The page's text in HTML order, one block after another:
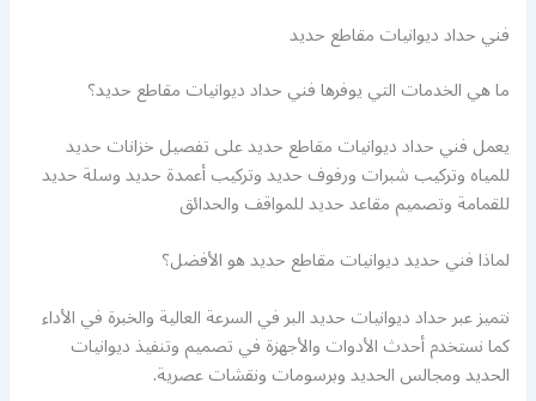
فني حداد ديوانيات مقاطع حديد
ما هي الخدمات التي يوفرها فني حداد ديوانيات مقاطع حديد؟
يعمل فني حداد ديوانيات مقاطع حديد على تفصيل خزانات حديد
للمياه وتركيب شبرات ورفوف حديد وتركيب أعمدة حديد وسلة حديد
للقمامة وتصميم مقاعد حديد للمواقف والحدائق
لماذا فني حديد ديوانيات مقاطع حديد هو الأفضل؟
نتميز عبر حداد ديوانيات حديد البر في السرعة العالية والخبرة في الأداء
كما نستخدم أحدث الأدوات والأجهزة في تصميم وتنفيذ ديوانيات
الحديد ومجالس الحديد وبرسومات ونقشات عصرية.